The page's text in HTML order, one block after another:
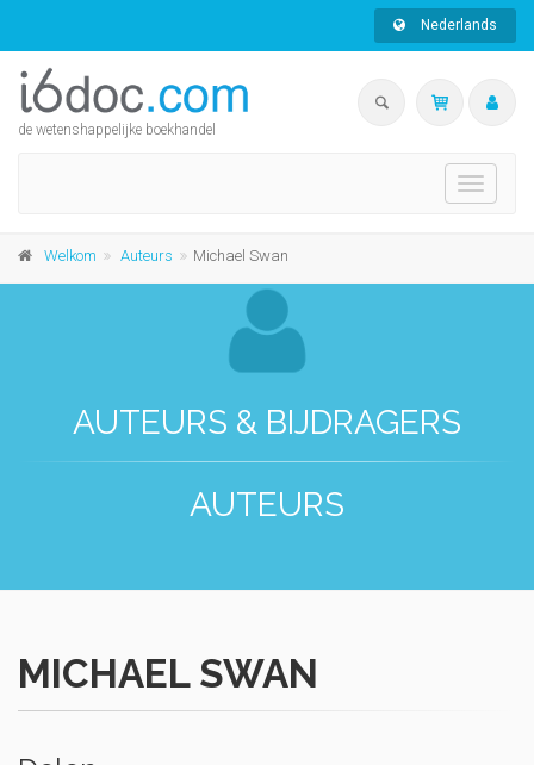
Nederlands
de wetenshappelijke boekhandel
Toggle
Welkom Auteurs Michael Swan
AUTEURS & BIJDRAGERS
AUTEURS
MICHAEL SWAN